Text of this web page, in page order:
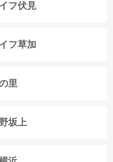
フ伏見
フ草加
里
坂上